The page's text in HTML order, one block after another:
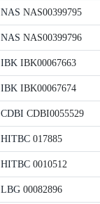
NAS NAS00399795
NAS NAS00399796
IBK IBK00067663
IBK IBK00067674
CDBI CDBI0055529
HITBC 017885
HITBC 0010512
LBG 00082896